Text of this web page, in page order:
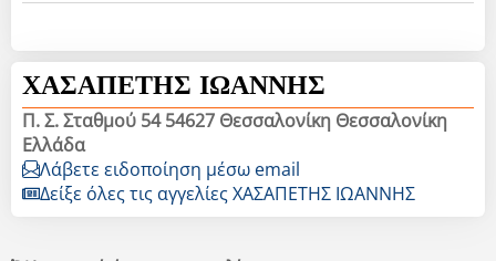
ΧΑΣΑΠΕΤΗΣ ΙΩΑΝΝΗΣ
Π. Σ. Σταθμού 54 54627 Θεσσαλονίκη Θεσσαλονίκη
Ελλάδα
Λάβετε ειδοποίηση μέσω email
Δείξε όλες τις αγγελίες ΧΑΣΑΠΕΤΗΣ ΙΩΑΝΝΗΣ